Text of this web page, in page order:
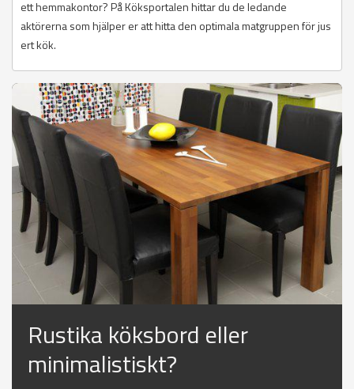
ett hemmakontor? På Köksportalen hittar du de ledande
aktörerna som hjälper er att hitta den optimala matgruppen för jus
ert kök.
Rustika köksbord eller
minimalistiskt?